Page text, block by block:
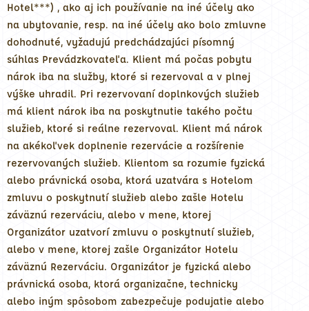
Hotel***) , ako aj ich používanie na iné účely ako
na ubytovanie, resp. na iné účely ako bolo zmluvne
dohodnuté, vyžadujú predchádzajúci písomný
súhlas Prevádzkovateľa. Klient má počas pobytu
nárok iba na služby, ktoré si rezervoval a v plnej
výške uhradil. Pri rezervovaní doplnkových služieb
má klient nárok iba na poskytnutie takého počtu
služieb, ktoré si reálne rezervoval. Klient má nárok
na akékoľvek doplnenie rezervácie a rozšírenie
rezervovaných služieb. Klientom sa rozumie fyzická
alebo právnická osoba, ktorá uzatvára s Hotelom
zmluvu o poskytnutí služieb alebo zašle Hotelu
záväznú rezerváciu, alebo v mene, ktorej
Organizátor uzatvorí zmluvu o poskytnutí služieb,
alebo v mene, ktorej zašle Organizátor Hotelu
záväznú Rezerváciu. Organizátor je fyzická alebo
právnická osoba, ktorá organizačne, technicky
alebo iným spôsobom zabezpečuje podujatie alebo